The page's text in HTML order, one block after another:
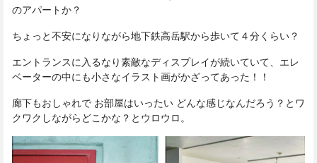
のアパートか？
ちょっと不安になりながら地下鉄高岳駅から歩いて４分くらい？
エントランスに入るなり素敵なディスプレイが続いていて、エレ
ベーターの中にも小さなイラスト画がかざってあった！！
廊下もおしゃれで お部屋はいったい どんな感じなんだろう？とワ
クワクしながらどこかな？とウロウロ。